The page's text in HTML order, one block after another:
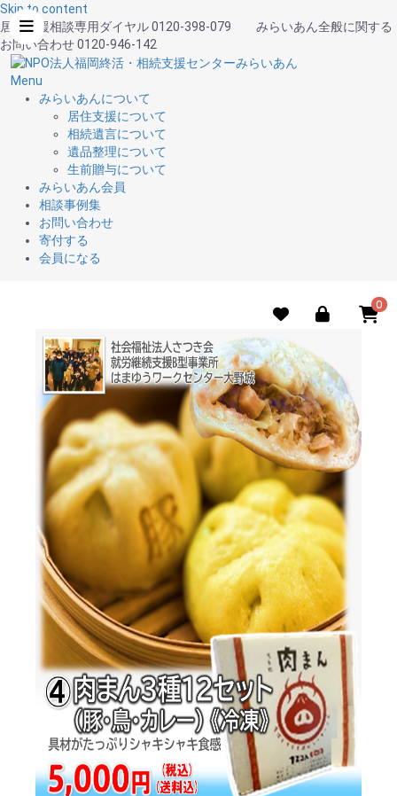
Skip to content
居住支援相談専用ダイヤル0120-398-079
みらいあん全般に関する
お問い合わせ0120-946-142
Menu
みらいあんについて
居住支援について
相続遺言について
遺品整理について
生前贈与について
みらいあん会員
相談事例集
お問い合わせ
寄付する
会員になる
0